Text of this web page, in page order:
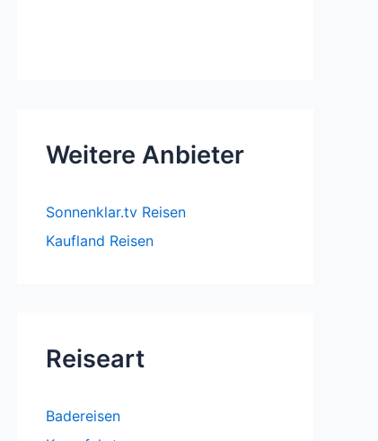
Weitere Anbieter
Sonnenklar.tv Reisen
Kaufland Reisen
Reiseart
Badereisen